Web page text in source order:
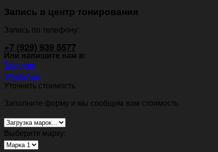
Запись в центр тонирования
Запись по телефону:
+7 (929) 939 5577
Или напишите нам в:
Telegram
WhatsApp
Уточнить стоимость
Заполните форму и мы сообщим вам стоимость
Выберите марку: